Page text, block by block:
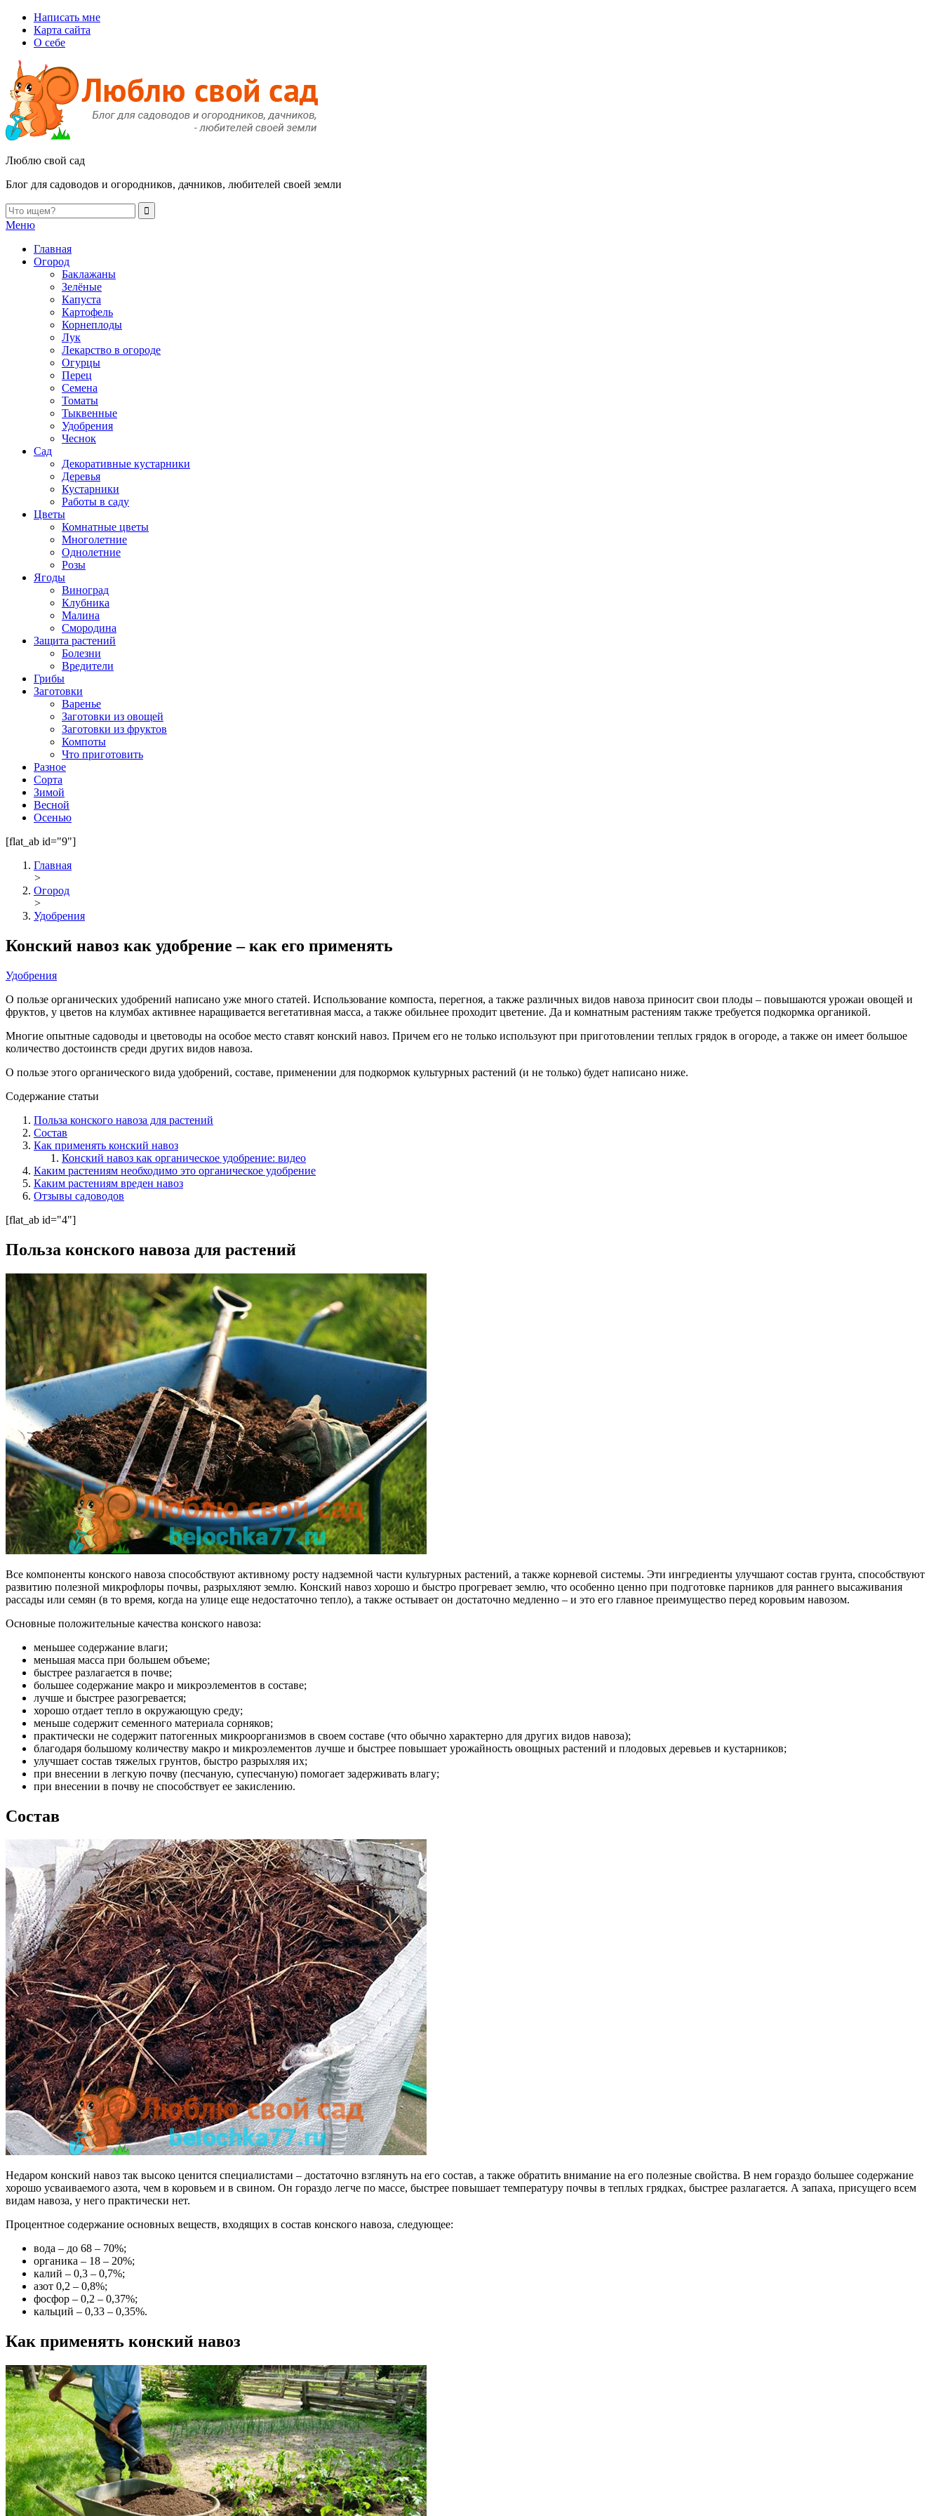
Написать мне
Карта сайта
О себе
Люблю свой сад
Блог для садоводов и огородников, дачников, любителей своей земли
Меню
Главная
Огород
Баклажаны
Зелёные
Капуста
Картофель
Корнеплоды
Лук
Лекарство в огороде
Огурцы
Перец
Семена
Томаты
Тыквенные
Удобрения
Чеснок
Сад
Декоративные кустарники
Деревья
Кустарники
Работы в саду
Цветы
Комнатные цветы
Многолетние
Однолетние
Розы
Ягоды
Виноград
Клубника
Малина
Смородина
Защита растений
Болезни
Вредители
Грибы
Заготовки
Варенье
Заготовки из овощей
Заготовки из фруктов
Компоты
Что приготовить
Разное
Сорта
Зимой
Весной
Осенью
[flat_ab id="9"]
Главная
>
Огород
>
Удобрения
Конский навоз как удобрение – как его применять
Удобрения
О пользе органических удобрений написано уже много статей. Использование компоста, перегноя, а также различных видов навоза приносит свои плоды – повышаются урожаи овощей и
фруктов, у цветов на клумбах активнее наращивается вегетативная масса, а также обильнее проходит цветение. Да и комнатным растениям также требуется подкормка органикой.
Многие опытные садоводы и цветоводы на особое место ставят конский навоз. Причем его не только используют при приготовлении теплых грядок в огороде, а также он имеет большое
количество достоинств среди других видов навоза.
О пользе этого органического вида удобрений, составе, применении для подкормок культурных растений (и не только) будет написано ниже.
Содержание статьи
Польза конского навоза для растений
Состав
Как применять конский навоз
Конский навоз как органическое удобрение: видео
Каким растениям необходимо это органическое удобрение
Каким растениям вреден навоз
Отзывы садоводов
[flat_ab id="4"]
Польза конского навоза для растений
Все компоненты конского навоза способствуют активному росту надземной части культурных растений, а также корневой системы. Эти ингредиенты улучшают состав грунта, способствуют
развитию полезной микрофлоры почвы, разрыхляют землю. Конский навоз хорошо и быстро прогревает землю, что особенно ценно при подготовке парников для раннего высаживания
рассады или семян (в то время, когда на улице еще недостаточно тепло), а также остывает он достаточно медленно – и это его главное преимущество перед коровьим навозом.
Основные положительные качества конского навоза:
меньшее содержание влаги;
меньшая масса при большем объеме;
быстрее разлагается в почве;
большее содержание макро и микроэлементов в составе;
лучше и быстрее разогревается;
хорошо отдает тепло в окружающую среду;
меньше содержит семенного материала сорняков;
практически не содержит патогенных микроорганизмов в своем составе (что обычно характерно для других видов навоза);
благодаря большому количеству макро и микроэлементов лучше и быстрее повышает урожайность овощных растений и плодовых деревьев и кустарников;
улучшает состав тяжелых грунтов, быстро разрыхляя их;
при внесении в легкую почву (песчаную, супесчаную) помогает задерживать влагу;
при внесении в почву не способствует ее закислению.
Состав
Недаром конский навоз так высоко ценится специалистами – достаточно взглянуть на его состав, а также обратить внимание на его полезные свойства. В нем гораздо большее содержание
хорошо усваиваемого азота, чем в коровьем и в свином. Он гораздо легче по массе, быстрее повышает температуру почвы в теплых грядках, быстрее разлагается. А запаха, присущего всем
видам навоза, у него практически нет.
Процентное содержание основных веществ, входящих в состав конского навоза, следующее:
вода – до 68 – 70%;
органика – 18 – 20%;
калий – 0,3 – 0,7%;
азот 0,2 – 0,8%;
фосфор – 0,2 – 0,37%;
кальций – 0,33 – 0,35%.
Как применять конский навоз